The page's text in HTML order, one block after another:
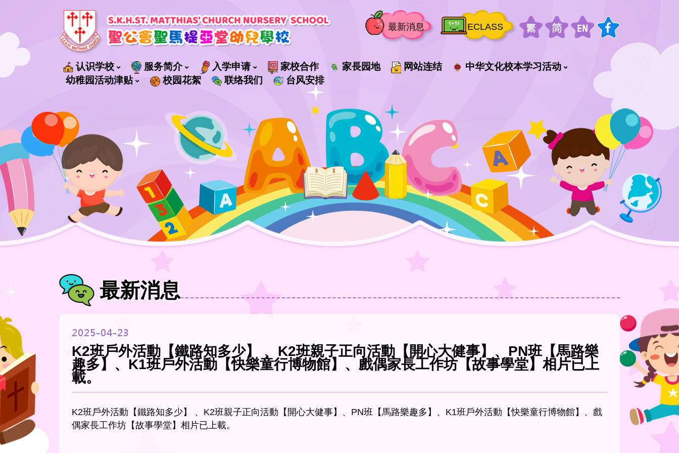
最新消息 ECLASS
认识学校 服务简介 入学申请 家校合作 家長园地 网站连结
中华文化校本学习活动
幼稚园活动津贴
校园花絮 联络我们 台风安排
最新消息
2025-04-23
K2班戶外活動【鐵路知多少】 、K2班親子正向活動【開心大健事】、PN班【馬路樂
趣多】、K1班戶外活動【快樂童行博物館】、戲偶家長工作坊【故事學堂】相片已上
載。
K2班戶外活動【鐵路知多少】 、K2班親子正向活動【開心大健事】、PN班【馬路樂趣多】、K1班戶外活動【快樂童行博物館】、戲
偶家長工作坊【故事學堂】相片已上載。